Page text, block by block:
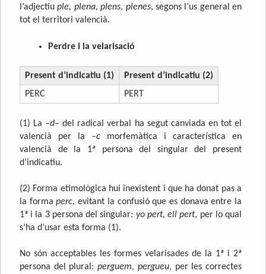
l’adjectiuple, plena, plens, plenes, segons l’us general en
tot el territori valencià.
Perdre i la velarisació
Present d’indicatiu (1)
Present d’indicatiu (2)
PERC
PERT
(1) La –d– del radical verbal ha segut canviada en tot el
valencià per la –c morfemàtica i característica en
valencià de la 1ª persona del singular del present
d’indicatiu.
(2) Forma etimològica hui inexistent i que ha donat pas a
la formaperc, evitant la confusió que es donava entre la
1ª i la 3 persona del singular: yo pert, ell pert, per lo qual
s’ha d’usar esta forma (1).
No són acceptables les formes velarisades de la 1ª i 2ª
persona del plural:perguem, pergueu, per les correctes